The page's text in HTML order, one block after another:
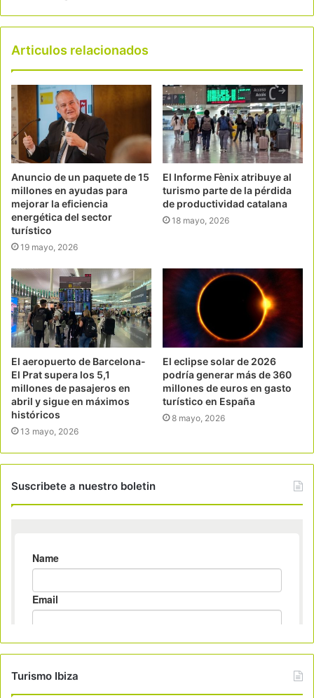
Articulos relacionados
Anuncio de un paquete de 15
millones en ayudas para
mejorar la eficiencia
energética del sector
turístico
19 mayo, 2026
El Informe Fènix atribuye al
turismo parte de la pérdida
de productividad catalana
18 mayo, 2026
El aeropuerto de Barcelona-
El Prat supera los 5,1
millones de pasajeros en
abril y sigue en máximos
históricos
13 mayo, 2026
El eclipse solar de 2026
podría generar más de 360
millones de euros en gasto
turístico en España
8 mayo, 2026
Suscribete a nuestro boletin
Turismo Ibiza